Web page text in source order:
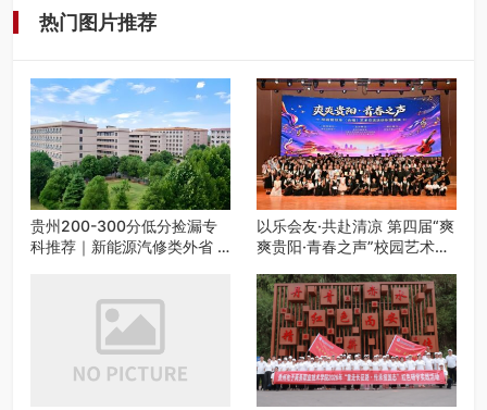
热门图片推荐
贵州200-300分低分捡漏专
科推荐｜新能源汽修类外省 5
以乐会友·共赴清凉 第四届“爽
爽贵阳·青春之声”校园艺术交